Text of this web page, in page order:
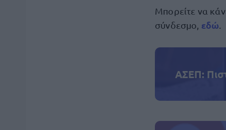
Μπορείτε να
σύνδεσμο, εδώ
ΑΣΕΠ: